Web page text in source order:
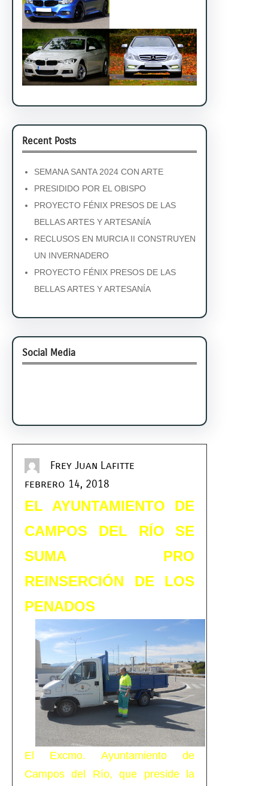
Recent Posts
SEMANA SANTA 2024 CON ARTE
PRESIDIDO POR EL OBISPO
PROYECTO FÉNIX PRESOS DE LAS
BELLAS ARTES Y ARTESANÍA
RECLUSOS EN MURCIA II CONSTRUYEN
UN INVERNADERO
PROYECTO FÉNIX PRESOS DE LAS
BELLAS ARTES Y ARTESANÍA
Social Media
Frey Juan Lafitte
febrero 14, 2018
EL AYUNTAMIENTO DE
CAMPOS DEL RÍO SE
SUMA PRO
REINSERCIÓN DE LOS
PENADOS
El Excmo. Ayuntamiento de
Campos del Río, que preside la